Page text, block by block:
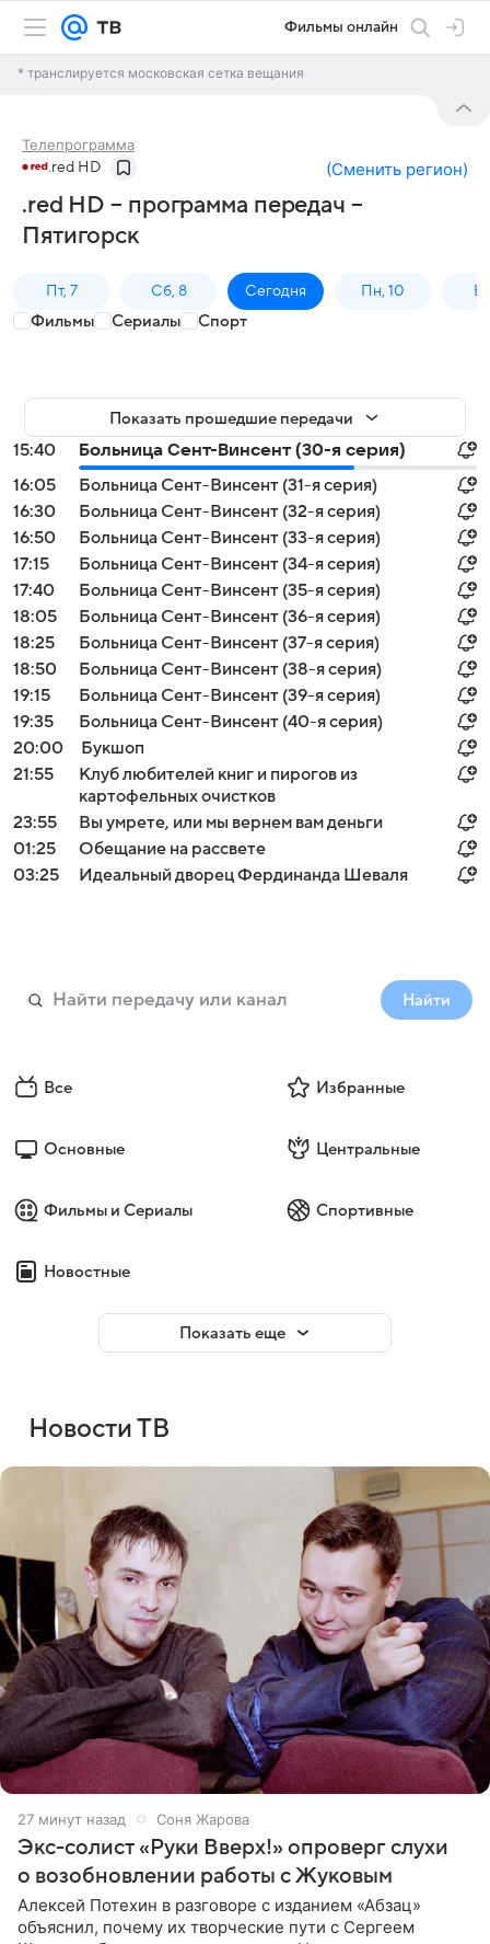
Фильмы онлайн
* транслируется московская сетка вещания
Телепрограмма
.red HD (Сменить регион)
.red HD – программа передач –
Пятигорск
Пт, 7 Сб, 8 Сегодня Пн, 10
Фильмы Сериалы Спорт
Показать прошедшие передачи
15:40
Больница Сент-Винсент (30-я серия)
16:05
Больница Сент-Винсент (31-я серия)
16:30
Больница Сент-Винсент (32-я серия)
16:50
Больница Сент-Винсент (33-я серия)
17:15
Больница Сент-Винсент (34-я серия)
17:40
Больница Сент-Винсент (35-я серия)
18:05
Больница Сент-Винсент (36-я серия)
18:25
Больница Сент-Винсент (37-я серия)
18:50
Больница Сент-Винсент (38-я серия)
19:15
Больница Сент-Винсент (39-я серия)
19:35
Больница Сент-Винсент (40-я серия)
20:00
Букшоп
21:55
Клуб любителей книг и пирогов из
картофельных очистков
23:55
Вы умрете, или мы вернем вам деньги
01:25
Обещание на рассвете
03:25
Идеальный дворец Фердинанда Шеваля
Найти
Все Избранные
Основные Центральные
Фильмы и Сериалы Спортивные
Новостные
Показать еще
Новости ТВ
27 минут назад Соня Жарова
Экс-солист «Руки Вверх!» опроверг слухи
о возобновлении работы с Жуковым
Алексей Потехин в разговоре с изданием «Абзац»
объяснил, почему их творческие пути с Сергеем